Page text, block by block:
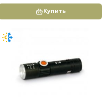
Купить